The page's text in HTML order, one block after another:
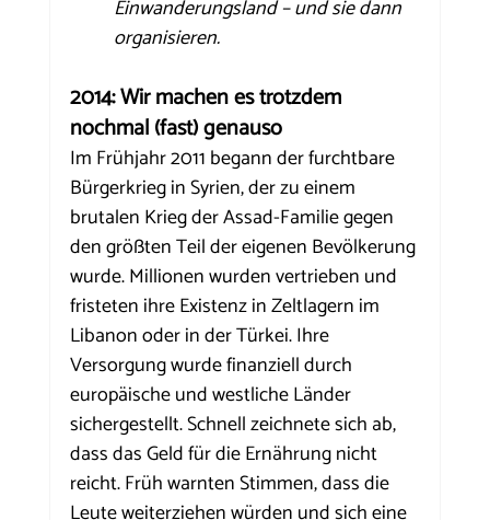
Einwanderungsland – und sie dann
organisieren.
2014: Wir machen es trotzdem
nochmal (fast) genauso
Im Frühjahr 2011 begann der furchtbare
Bürgerkrieg in Syrien, der zu einem
brutalen Krieg der Assad-Familie gegen
den größten Teil der eigenen Bevölkerung
wurde. Millionen wurden vertrieben und
fristeten ihre Existenz in Zeltlagern im
Libanon oder in der Türkei. Ihre
Versorgung wurde finanziell durch
europäische und westliche Länder
sichergestellt. Schnell zeichnete sich ab,
dass das Geld für die Ernährung nicht
reicht. Früh warnten Stimmen, dass die
Leute weiterziehen würden und sich eine